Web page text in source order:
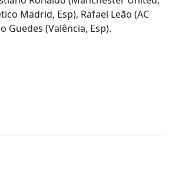
Madrid, Esp), Rafael Leão (AC
Guedes (Valência, Esp).